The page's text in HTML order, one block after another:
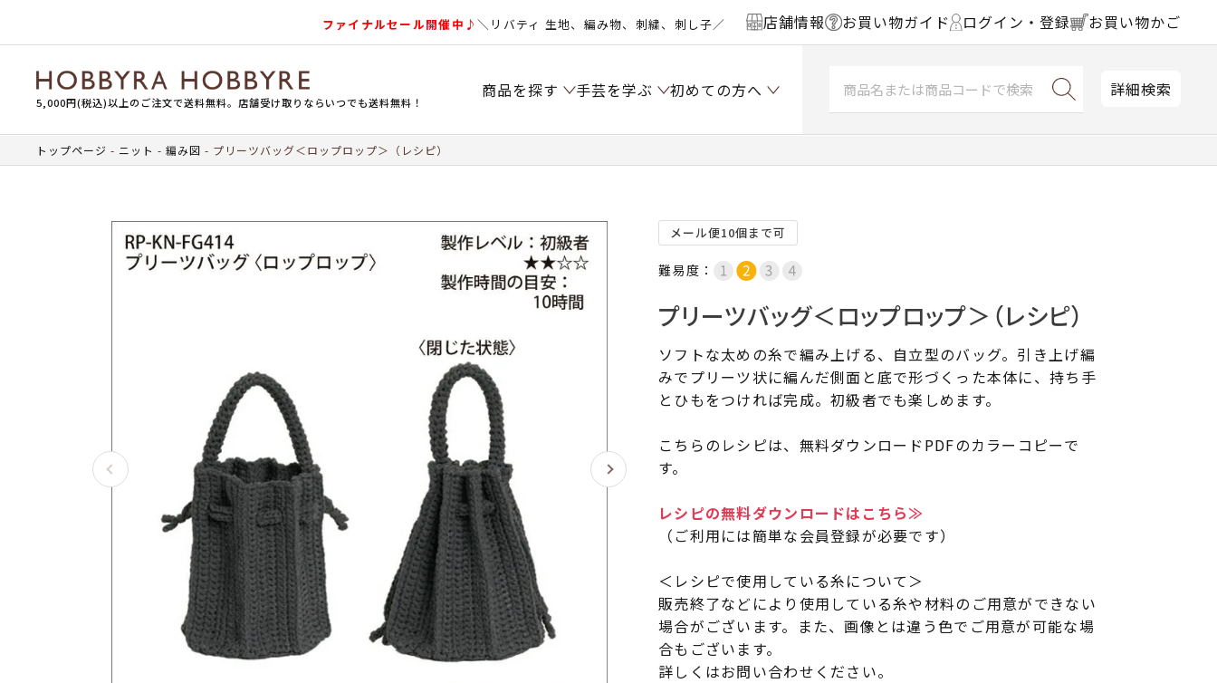
ファイナルセール開催中♪＼リバティ 生地、編み物、刺繍、刺し子／ 店舗情報 お買い物ガイド ログイン・登録 お買い物かご
5,000円(税込)以上のご注文で送料無料。店舗受け取りならいつでも送料無料！
商品を探す 手芸を学ぶ 初めての方へ 詳細検索
トップページ ニット 編み図 プリーツバッグ＜ロップロップ＞（レシピ）
メール便10個まで可
難易度：
プリーツバッグ＜ロップロップ＞（レシピ）
ソフトな太めの糸で編み上げる、自立型のバッグ。引き上げ編
みでプリーツ状に編んだ側面と底で形づくった本体に、持ち手
とひもをつければ完成。初級者でも楽しめます。
こちらのレシピは、無料ダウンロードPDFのカラーコピーで
す。
レシピの無料ダウンロードはこちら≫
（ご利用には簡単な会員登録が必要です）
＜レシピで使用している糸について＞
販売終了などにより使用している糸や材料のご用意ができない
場合がございます。また、画像とは違う色でご用意が可能な場
合もございます。
詳しくはお問い合わせください。